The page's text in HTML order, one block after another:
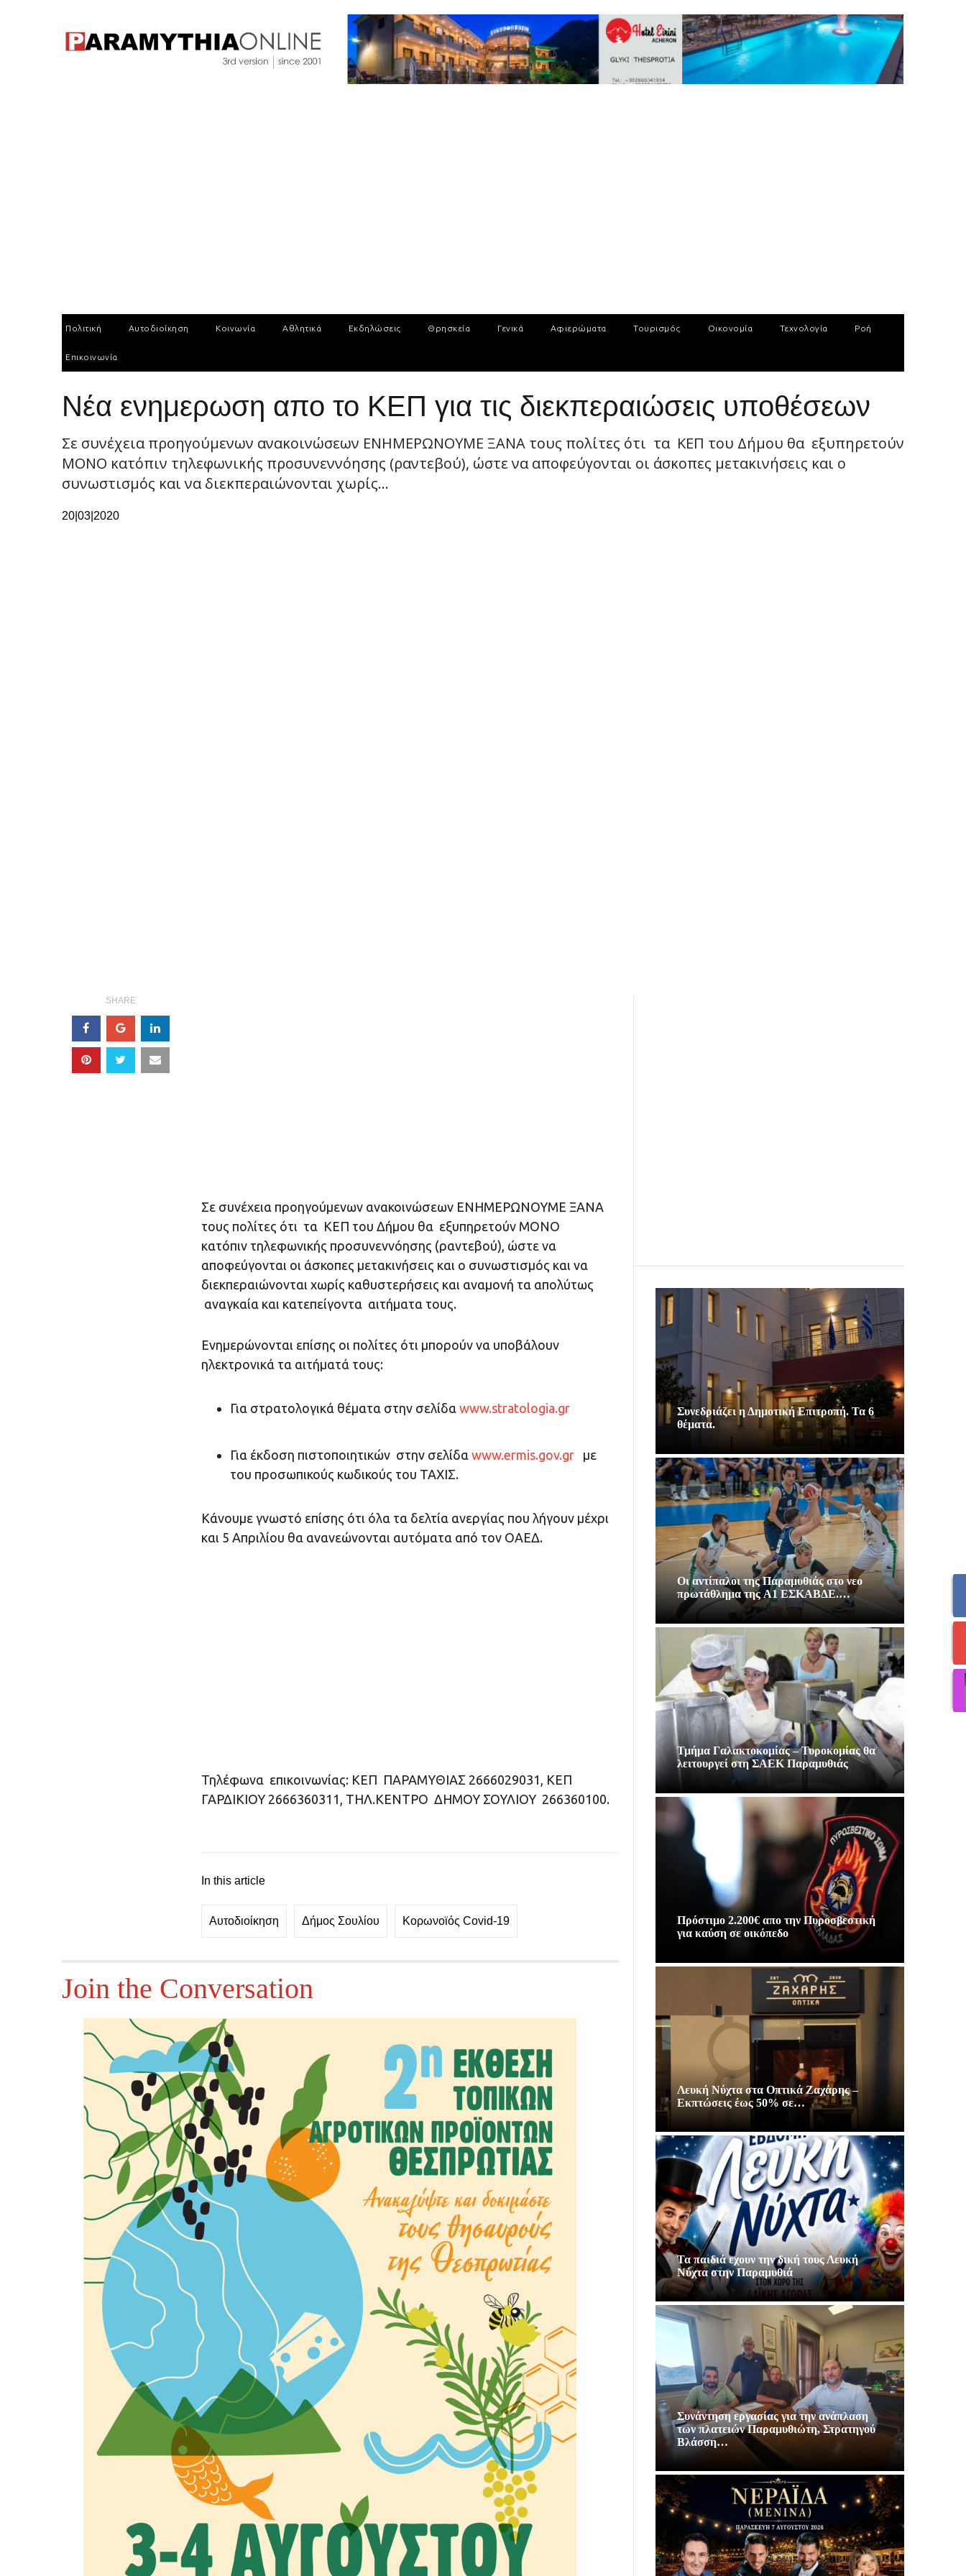
Πολιτική Αυτοδιοίκηση Κοινωνία Αθλητικά Εκδηλώσεις Θρησκεία Γενικά Αφιερώματα Τουρισμός Οικονομία Τεχνολογία Ροή
Επικοινωνία
Νέα ενημερωση απο το ΚΕΠ για τις διεκπεραιώσεις υποθέσεων
Σε συνέχεια προηγούμενων ανακοινώσεων ΕΝΗΜΕΡΩΝΟΥΜΕ ΞΑΝΑ τους πολίτες ότι τα ΚΕΠ του Δήμου θα εξυπηρετούν
ΜΟΝΟ κατόπιν τηλεφωνικής προσυνεννόησης (ραντεβού), ώστε να αποφεύγονται οι άσκοπες μετακινήσεις και ο
συνωστισμός και να διεκπεραιώνονται χωρίς...
20|03|2020
SHARE
Σε συνέχεια προηγούμενων ανακοινώσεων ΕΝΗΜΕΡΩΝΟΥΜΕ ΞΑΝΑ
τους πολίτες ότι τα ΚΕΠ του Δήμου θα εξυπηρετούν ΜΟΝΟ
κατόπιν τηλεφωνικής προσυνεννόησης (ραντεβού), ώστε να
αποφεύγονται οι άσκοπες μετακινήσεις και ο συνωστισμός και να
διεκπεραιώνονται χωρίς καθυστερήσεις και αναμονή τα απολύτως
αναγκαία και κατεπείγοντα αιτήματα τους.
Ενημερώνονται επίσης οι πολίτες ότι μπορούν να υποβάλουν
ηλεκτρονικά τα αιτήματά τους:
Για στρατολογικά θέματα στην σελίδα www.stratologia.gr
Για έκδοση πιστοποιητικών στην σελίδα www.ermis.gov.grμε
του προσωπικούς κωδικούς του ΤΑΧΙΣ.
Κάνουμε γνωστό επίσης ότι όλα τα δελτία ανεργίας που λήγουν μέχρι
και 5 Απριλίου θα ανανεώνονται αυτόματα από τον ΟΑΕΔ.
Τηλέφωνα επικoινωνίας: ΚΕΠ ΠΑΡΑΜΥΘΙΑΣ 2666029031, ΚΕΠ
ΓΑΡΔΙΚΙΟΥ 2666360311, ΤΗΛ.ΚΕΝΤΡΟ ΔΗΜΟΥ ΣΟΥΛΙΟΥ 266360100.
In this article
Αυτοδιοίκηση Δήμος Σουλίου Κορωνοϊός Covid-19
Join the Conversation
Συνεδριάζει η Δημοτική Επιτροπή. Τα 6
θέματα.
Οι αντίπαλοι της Παραμυθιάς στο νεο
πρωτάθλημα της A1 ΕΣΚΑΒΔΕ.…
Τμήμα Γαλακτοκομίας – Τυροκομίας θα
λειτουργεί στη ΣΑΕΚ Παραμυθιάς
Πρόστιμο 2.200€ απο την Πυροσβεστική
για καύση σε οικόπεδο
Λευκή Νύχτα στα Οπτικά Ζαχάρης –
Εκπτώσεις έως 50% σε…
Τα παιδιά εχουν την δική τους Λευκή
Νύχτα στην Παραμυθιά
Συνάντηση εργασίας για την ανάπλαση
των πλατειών Παραμυθιώτη, Στρατηγού
Βλάσση…